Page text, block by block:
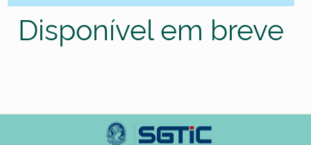
Disponível em breve